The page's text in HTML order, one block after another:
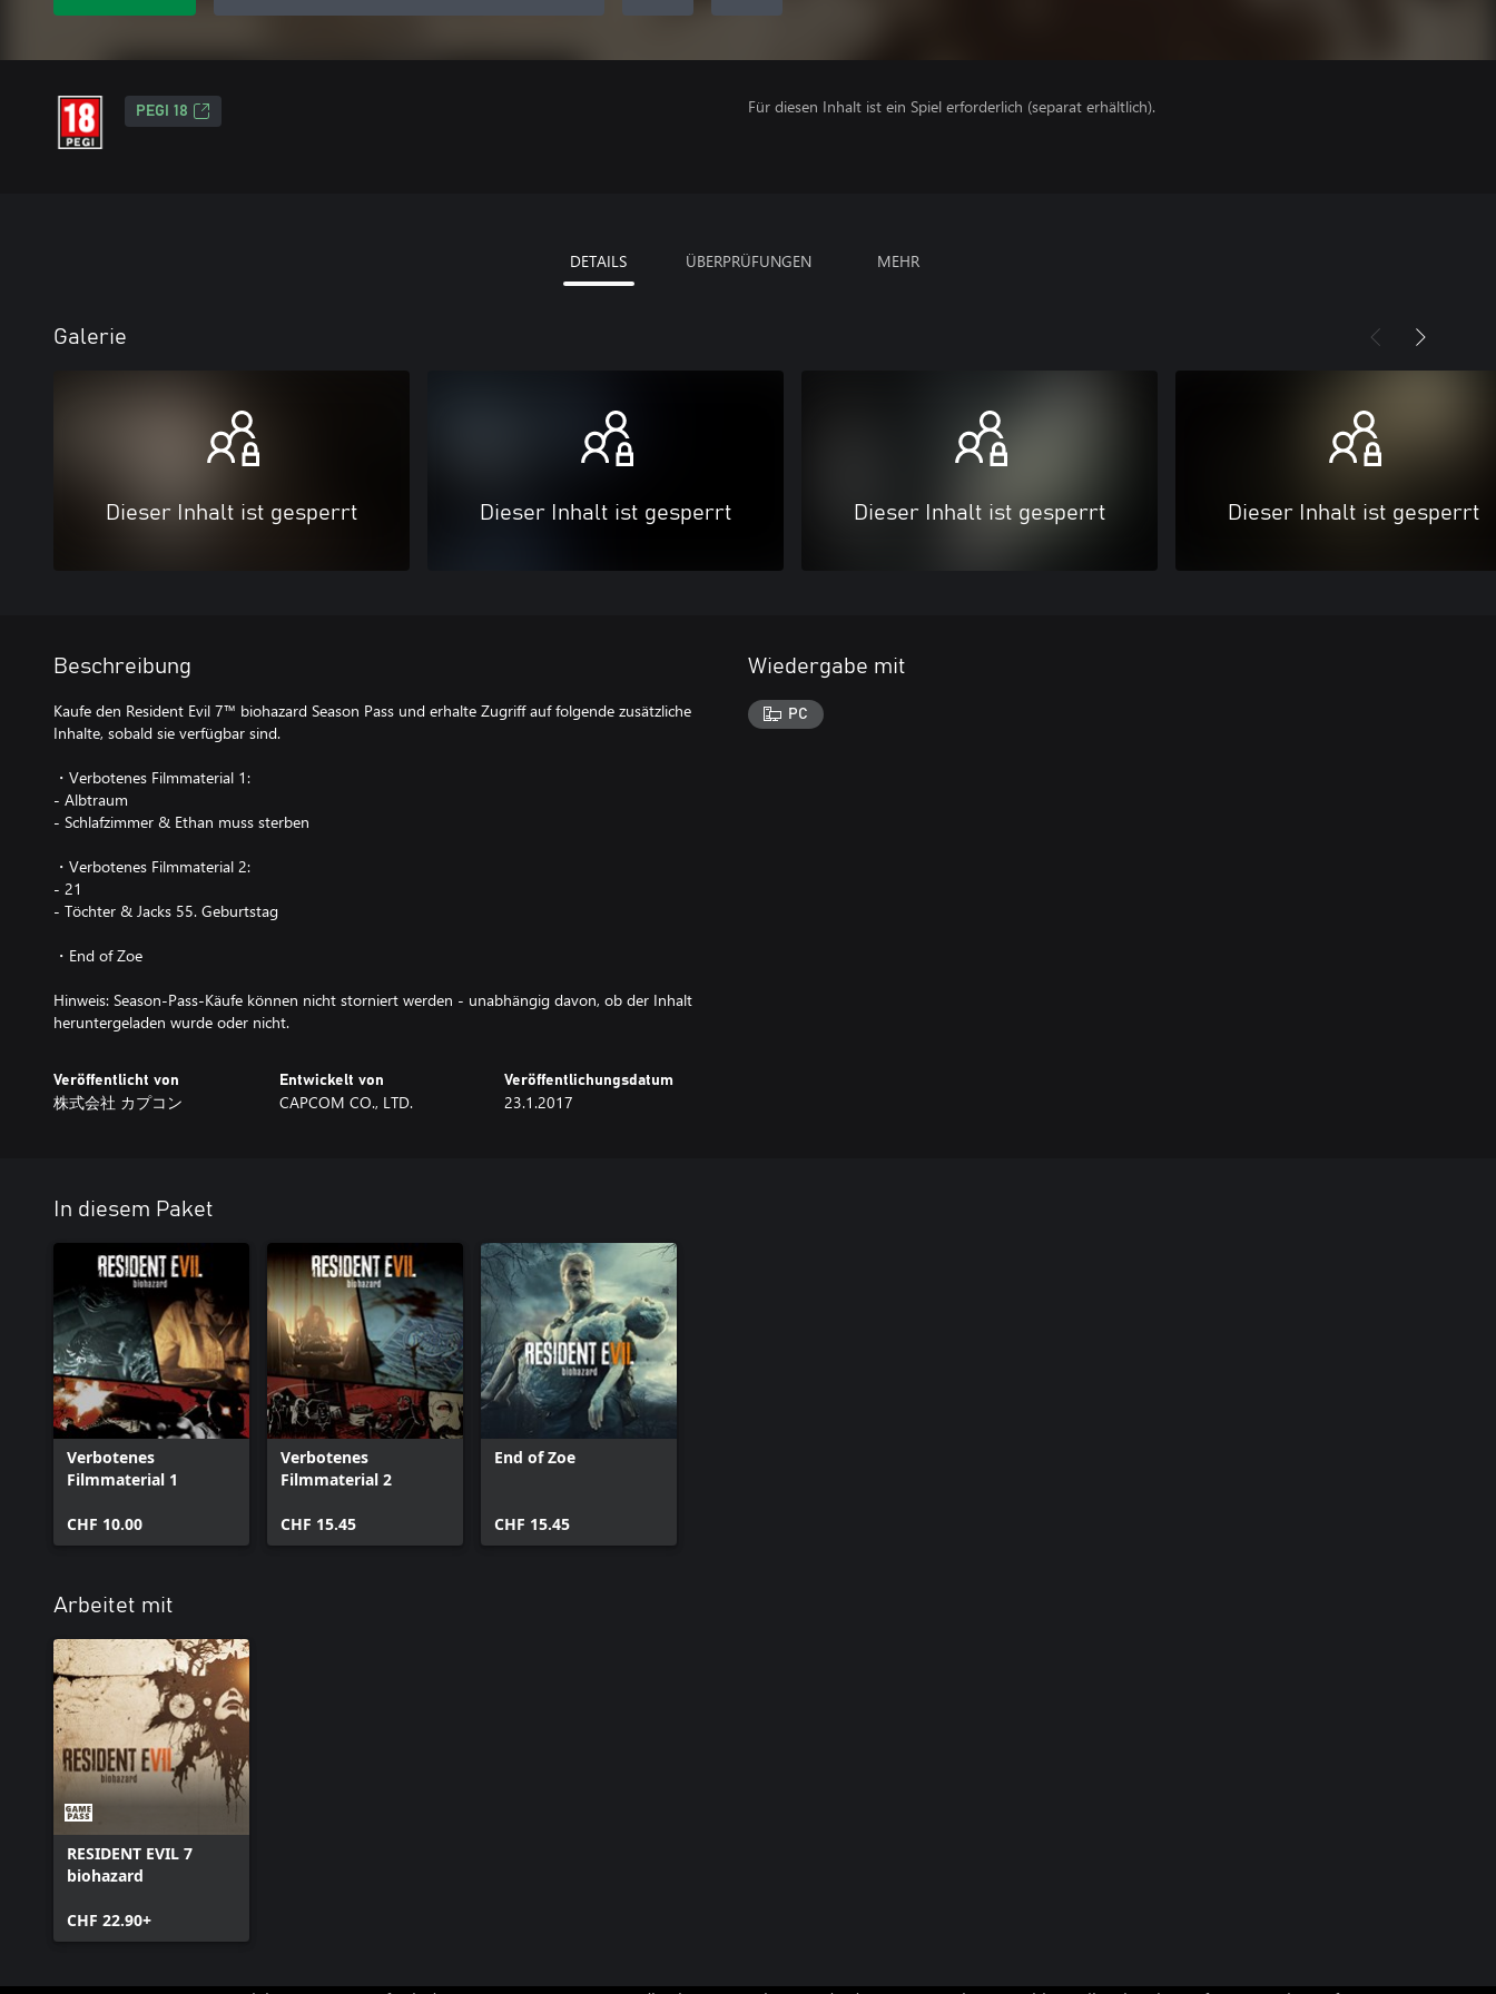
PEGI 18 Für diesen Inhalt ist ein Spiel erforderlich (separat erhältlich).
DETAILS ÜBERPRÜFUNGEN MEHR
Galerie
Dieser Inhalt ist gesperrt Dieser Inhalt ist gesperrt Dieser Inhalt ist gesperrt Dieser Inhalt ist gesperrt
Beschreibung
Kaufe den Resident Evil 7™ biohazard Season Pass und erhalte Zugriff auf folgende zusätzliche
Inhalte, sobald sie verfügbar sind.
・Verbotenes Filmmaterial 1:
- Albtraum
- Schlafzimmer & Ethan muss sterben
・Verbotenes Filmmaterial 2:
- 21
- Töchter & Jacks 55. Geburtstag
・End of Zoe
Hinweis: Season-Pass-Käufe können nicht storniert werden - unabhängig davon, ob der Inhalt
heruntergeladen wurde oder nicht.
Veröffentlicht von
株式会社 カプコン
Entwickelt von
CAPCOM CO., LTD.
Veröffentlichungsdatum
23.1.2017
Wiedergabe mit
PC
In diesem Paket
Verbotenes
Filmmaterial 1
CHF 10.00
Verbotenes
Filmmaterial 2
CHF 15.45
End of Zoe
CHF 15.45
Arbeitet mit
RESIDENT EVIL 7
biohazard
CHF 22.90+